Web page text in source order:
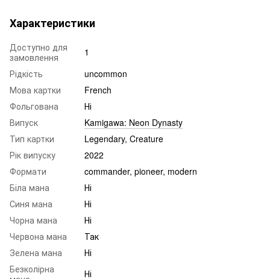
Характеристики
Доступно для
замовлення
1
Рідкість
uncommon
Мова картки
French
Фольгована
Ні
Випуск
Kamigawa: Neon Dynasty
Тип картки
Legendary, Creature
Рік випуску
2022
Формати
commander, pioneer, modern
Біла мана
Ні
Синя мана
Ні
Чорна мана
Ні
Червона мана
Так
Зелена мана
Ні
Безколірна
Ні